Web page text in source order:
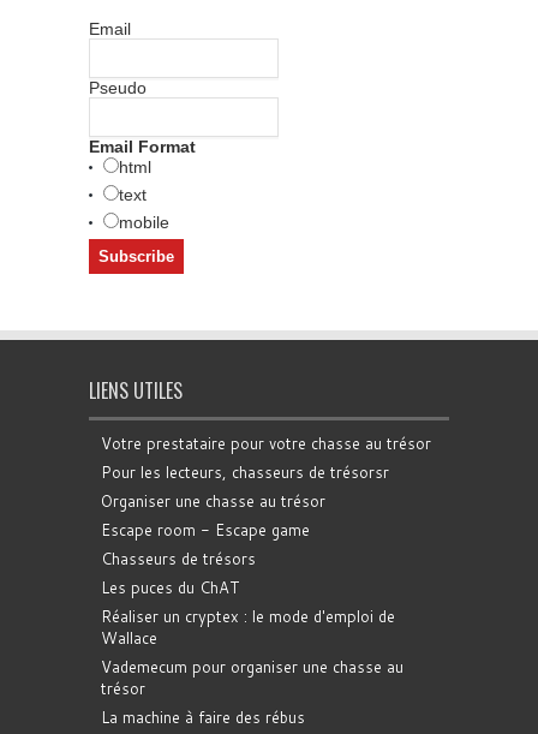
Email
Pseudo
Email Format
html
text
mobile
LIENS UTILES
Votre prestataire pour votre chasse au trésor
Pour les lecteurs, chasseurs de trésorsr
Organiser une chasse au trésor
Escape room - Escape game
Chasseurs de trésors
Les puces du ChAT
Réaliser un cryptex : le mode d'emploi de
Wallace
Vademecum pour organiser une chasse au
trésor
La machine à faire des rébus